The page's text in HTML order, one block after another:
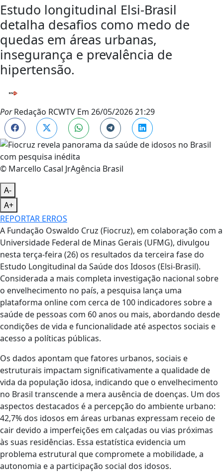
Estudo longitudinal Elsi-Brasil
detalha desafios como medo de
quedas em áreas urbanas,
insegurança e prevalência de
hipertensão.
PorRedação RCWTV Em 26/05/2026 21:29
© Marcello Casal JrAgência Brasil
A-
A+
REPORTAR ERROS
A Fundação Oswaldo Cruz (Fiocruz), em colaboração com a
Universidade Federal de Minas Gerais (UFMG), divulgou
nesta terça-feira (26) os resultados da terceira fase do
Estudo Longitudinal da Saúde dos Idosos (Elsi-Brasil).
Considerada a mais completa investigação nacional sobre
o envelhecimento no país, a pesquisa lança uma
plataforma online com cerca de 100 indicadores sobre a
saúde de pessoas com 60 anos ou mais, abordando desde
condições de vida e funcionalidade até aspectos sociais e
acesso a políticas públicas.
Os dados apontam que fatores urbanos, sociais e
estruturais impactam significativamente a qualidade de
vida da população idosa, indicando que o envelhecimento
no Brasil transcende a mera ausência de doenças. Um dos
aspectos destacados é a percepção do ambiente urbano:
42,7% dos idosos em áreas urbanas expressam receio de
cair devido a imperfeições em calçadas ou vias próximas
às suas residências. Essa estatística evidencia um
problema estrutural que compromete a mobilidade, a
autonomia e a participação social dos idosos.